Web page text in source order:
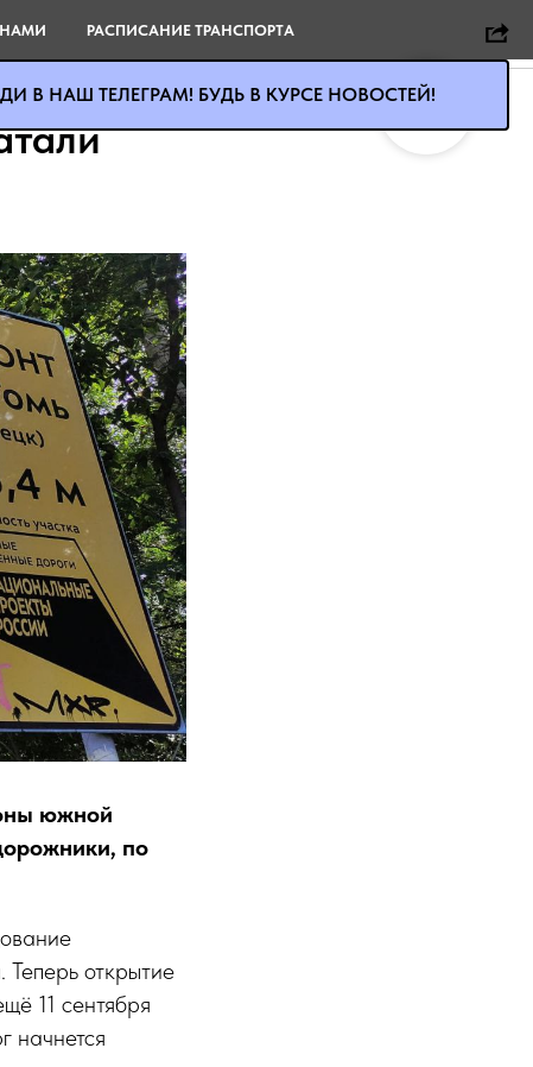
южной
по
Теперь открытие
11 сентября
начнется
РАСПИСАНИЕ ТРАНСПОРТА
В НАШ ТЕЛЕГРАМ! БУДЬ В КУРСЕ НОВОСТЕЙ!